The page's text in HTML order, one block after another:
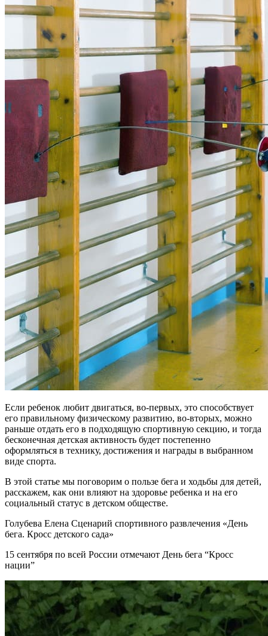
Если ребенок любит двигаться, во-первых, это способствует
его правильному физическому развитию, во-вторых, можно
раньше отдать его в подходящую спортивную секцию, и тогда
бесконечная детская активность будет постепенно
оформляться в технику, достижения и награды в выбранном
виде спорта.
В этой статье мы поговорим о пользе бега и ходьбы для детей,
расскажем, как они влияют на здоровье ребенка и на его
социальный статус в детском обществе.
Голубева Елена Сценарий спортивного развлечения «День
бега. Кросс детского сада»
15 сентября по всей России отмечают День бега “Кросс
нации”